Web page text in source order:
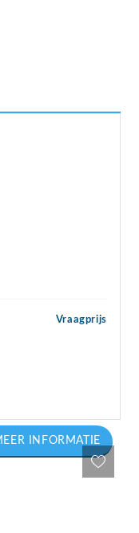
Vraagprijs